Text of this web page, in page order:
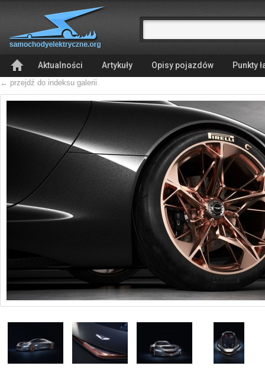
Aktualności Artykuły Opisy pojazdów Punkty
← przejdź do indeksu galerii